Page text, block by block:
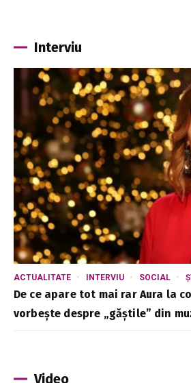
Interviu
ACTUALITATE INTERVIU SOCIAL
De ce apare tot mai rar Aura la
vorbește despre „găștile” din
Video